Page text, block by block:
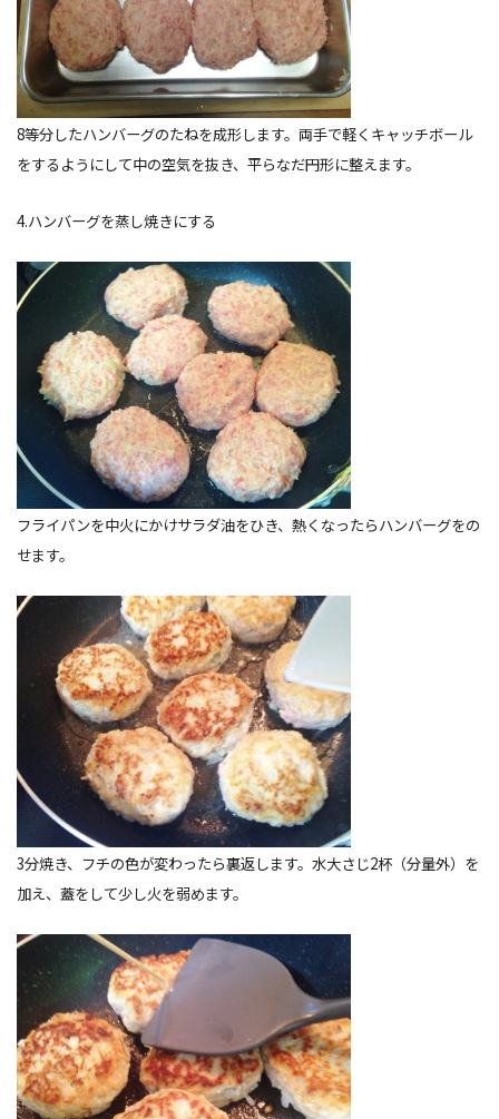
8等分したハンバーグのたねを成形します。両手で軽くキャッチボール
をするようにして中の空気を抜き、平らなだ円形に整えます。
4.ハンバーグを蒸し焼きにする
フライパンを中火にかけサラダ油をひき、熱くなったらハンバーグをの
せます。
3分焼き、フチの色が変わったら裏返します。水大さじ2杯（分量外）を
加え、蓋をして少し火を弱めます。